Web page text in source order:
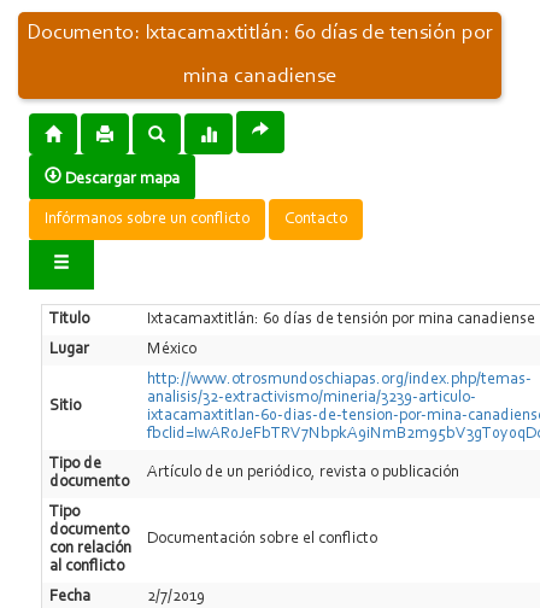
Documento: Ixtacamaxtitlán: 60 días de tensión por
mina canadiense
Descargar mapa
Infórmanos sobre un conflicto Contacto
Titulo
Ixtacamaxtitlán: 60 días de tensión por mina canadiense
Lugar
México
Sitio
http://www.otrosmundoschiapas.org/index.php/temas-
analisis/32-extractivismo/mineria/3239-articulo-
ixtacamaxtitlan-60-dias-de-tension-por-mina-
Tipo de
documento
Artí­culo de un periódico, revista o publicación
Tipo
documento
con relación
al conflicto
Documentación sobre el conflicto
Fecha
2/7/2019